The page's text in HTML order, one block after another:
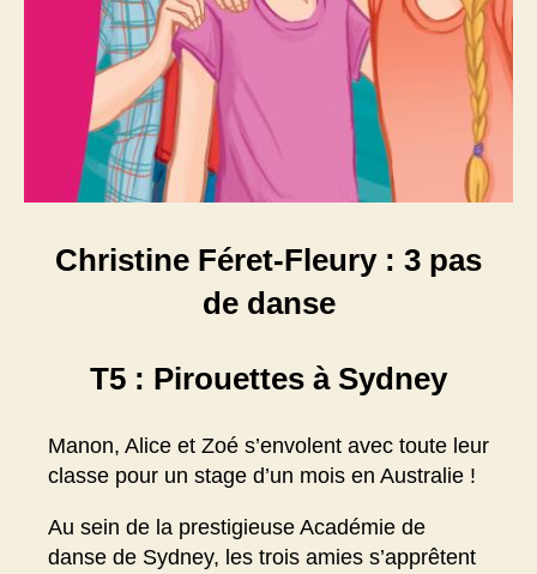
Christine Féret-Fleury : 3 pas
de danse
T5 : Pirouettes à Sydney
Manon, Alice et Zoé s’envolent avec toute leur
classe pour un stage d’un mois en Australie !
Au sein de la prestigieuse Académie de
danse de Sydney, les trois amies s’apprêtent